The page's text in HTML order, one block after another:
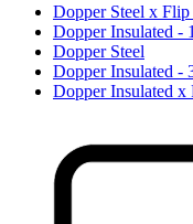
Dopper Steel x
Dopper Insulated -
Dopper Steel
Dopper Insulated -
Dopper Insulated